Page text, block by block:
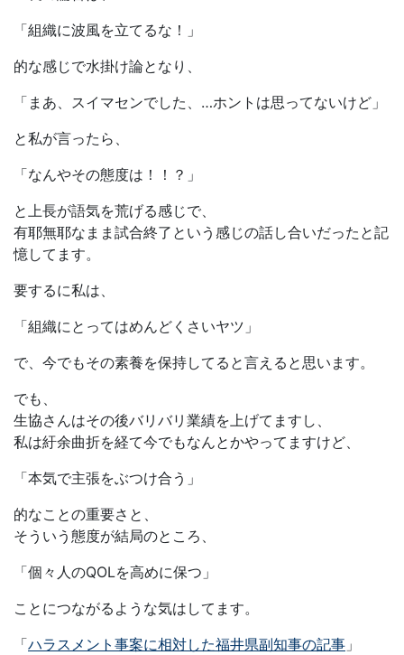
「組織に波風を立てるな！」
的な感じで水掛け論となり、
「まあ、スイマセンでした、…ホントは思ってないけど」
と私が言ったら、
「なんやその態度は！！？」
と上長が語気を荒げる感じで、
有耶無耶なまま試合終了という感じの話し合いだったと記
憶してます。
要するに私は、
「組織にとってはめんどくさいヤツ」
で、今でもその素養を保持してると言えると思います。
でも、
生協さんはその後バリバリ業績を上げてますし、
私は紆余曲折を経て今でもなんとかやってますけど、
「本気で主張をぶつけ合う」
的なことの重要さと、
そういう態度が結局のところ、
「個々人のQOLを高めに保つ」
ことにつながるような気はしてます。
「ハラスメント事案に相対した福井県副知事の記事 」